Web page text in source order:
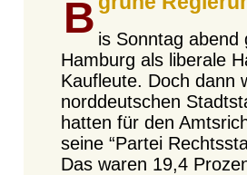
B is Sonntag abend
Hamburg als liberale
Kaufleute. Doch dann
norddeutschen
hatten für den
seine “Partei
Das waren 19,4